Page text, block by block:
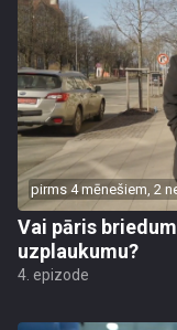
pirms 4 mēnešiem, 2
Vai pāris
uzplaukumu?
4. epizode